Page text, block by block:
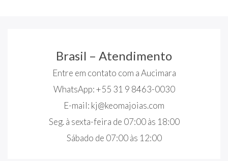
Brasil – Atendimento
Entre em contato com a Aucimara
WhatsApp: +55 31 9 8463-0030
E-mail: kj@keomajoias.com
Seg. à sexta-feira de 07:00 às 18:00
Sábado de 07:00 às 12:00